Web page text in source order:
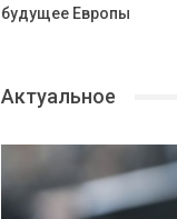
будущее Европы
Актуальное